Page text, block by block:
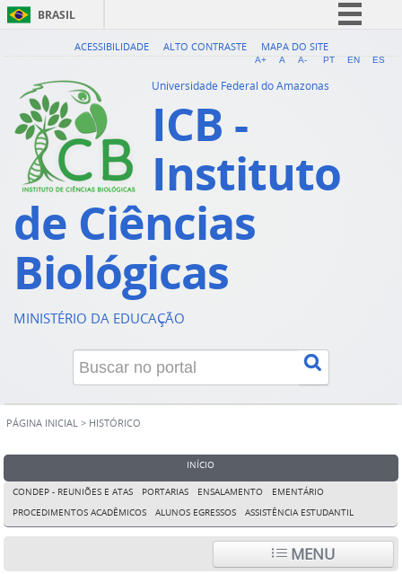
BRASIL
Simplifique!
Acesso à informação
Legislação
Canais
ACESSIBILIDADE ALTO CONTRASTE MAPA DO SITE
A+ A A- PT EN ES
Universidade Federal do Amazonas
ICB -
Instituto
de Ciências
Biológicas
MINISTÉRIO DA EDUCAÇÃO
PÁGINA INICIAL > HISTÓRICO
INÍCIO
CONDEP - REUNIÕES E ATAS PORTARIAS ENSALAMENTO
EMENTÁRIO
PROCEDIMENTOS ACADÊMICOS
ALUNOS EGRESSOS ASSISTÊNCIA ESTUDANTIL
MENU